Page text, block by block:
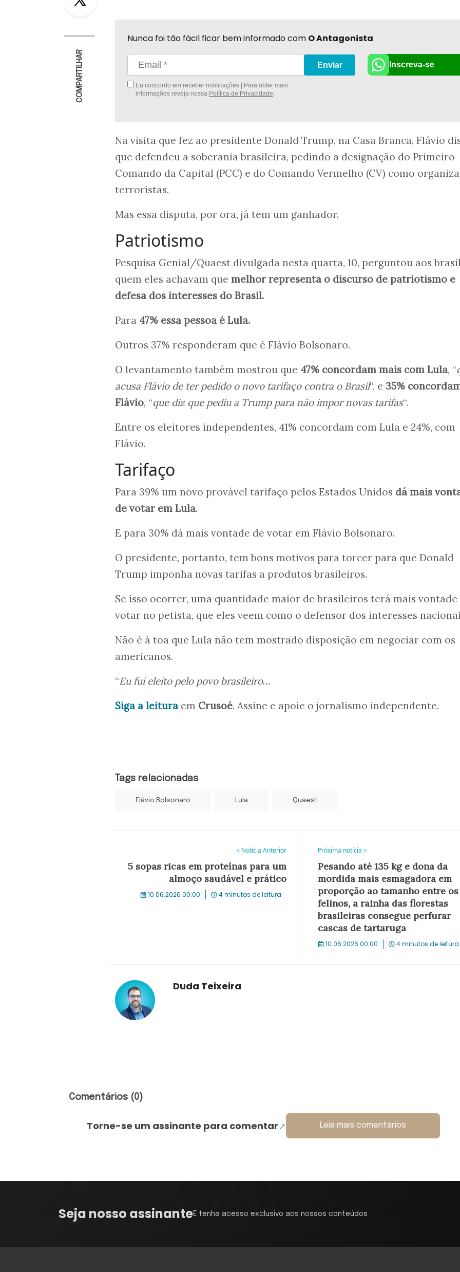
COMPARTILHAR
Nunca foi tão fácil ficar bem informado com O Antagonista
Eu concordo em receber notificações | Para obter mais
informações reveja nossa Política de Privacidade.
Enviar Inscreva-se
Na visita que fez ao presidente Donald Trump, na Casa Branca, Flávio
que defendeu a soberania brasileira, pedindo a designação do Primeiro
Comando da Capital (PCC) e do Comando Vermelho (CV) como
terroristas.
Mas essa disputa, por ora, já tem um ganhador.
Patriotismo
Pesquisa Genial/Quaest divulgada nesta quarta, 10, perguntou aos
quem eles achavam que melhor representa o discurso de patriotismo e
defesa dos interesses do Brasil.
Para 47% essa pessoa é Lula.
Outros 37% responderam que é Flávio Bolsonaro.
O levantamento também mostrou que 47% concordam mais com Lula, “
acusa Flávio de ter pedido o novo tarifaço contra o Brasil“, e 35%
Flávio, “que diz que pediu a Trump para não impor novas tarifas“.
Entre os eleitores independentes, 41% concordam com Lula e 24%, com
Flávio.
Tarifaço
Para 39% um novo provável tarifaço pelos Estados Unidos dá mais
de votar em Lula.
E para 30% dá mais vontade de votar em Flávio Bolsonaro.
O presidente, portanto, tem bons motivos para torcer para que Donald
Trump imponha novas tarifas a produtos brasileiros.
Se isso ocorrer, uma quantidade maior de brasileiros terá mais vontade
votar no petista, que eles veem como o defensor dos interesses
Não é à toa que Lula não tem mostrado disposição em negociar com os
americanos.
“Eu fui eleito pelo povo brasileiro…
Siga a leitura em Crusoé. Assine e apoie o jornalismo independente.
Tags relacionadas
Flávio Bolsonaro Lula Quaest
< Notícia Anterior
5 sopas ricas em proteínas para um
almoço saudável e prático
10.06.2026 00:00 4 minutos de leitura
Próxima notícia >
Pesando até 135 kg e dona da
mordida mais esmagadora em
proporção ao tamanho entre os
felinos, a rainha das florestas
brasileiras consegue perfurar
cascas de tartaruga
10.06.2026 00:00 4 minutos de leitura
Duda Teixeira
Comentários (0)
Torne-se um assinante para comentar Leia mais comentários
Seja nosso assinanteE tenha acesso exclusivo aos nossos conteúdos